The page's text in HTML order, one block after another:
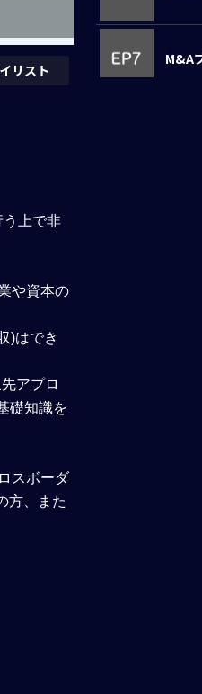
リスト
う上で非
や資本の
)はでき
アプロ
礎知識を
スボーダ
方、また
M&A